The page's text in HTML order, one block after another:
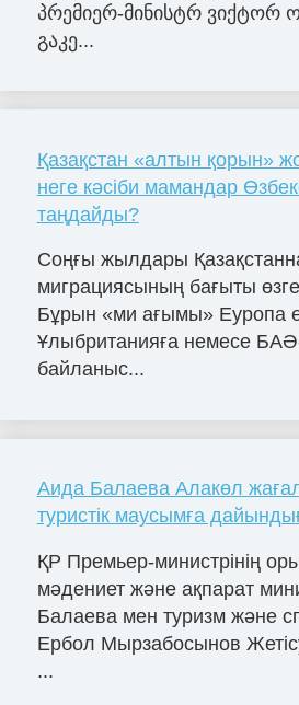
პრემიერ-მინისტრ ვიქტორ
გაკე...
Қазақстан «алтын қорын»
неге кәсіби мамандар
таңдайды?
Соңғы жылдары
миграциясының бағыты
Бұрын «ми ағымы» Еуропа
Ұлыбританияға немесе
байланыс...
Аида Балаева Алакөл
туристік маусымға
ҚР Премьер-министрінің
мәдениет және ақпарат
Балаева мен туризм және
Ербол Мырзабосынов
...